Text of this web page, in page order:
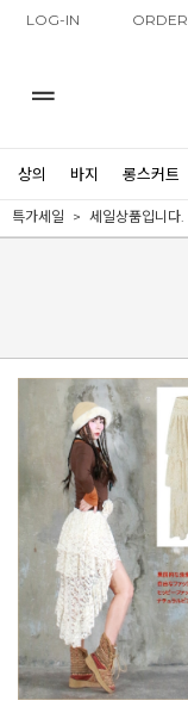
LOG-IN ORDER
상의 바지 롱스커트
특가세일 세일상품입니다.